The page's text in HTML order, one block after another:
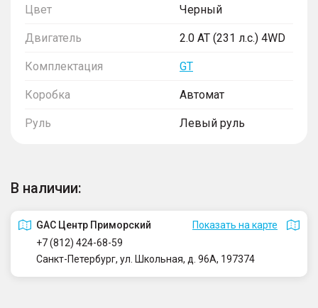
Цвет Черный
Двигатель 2.0 AT (231 л.с.) 4WD
Комплектация GT
Коробка Автомат
Руль Левый руль
В наличии:
GAC Центр Приморский
Показать на карте
+7 (812) 424-68-59
Санкт-Петербург, ул. Школьная, д. 96А, 197374